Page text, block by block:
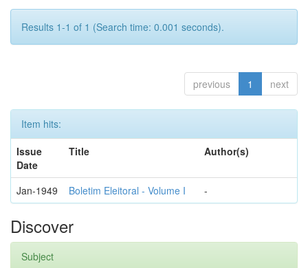
Results 1-1 of 1 (Search time: 0.001 seconds).
previous 1 next
Item hits:
Issue
Date
Title Author(s)
Jan-1949 Boletim Eleitoral - Volume I -
Discover
Subject